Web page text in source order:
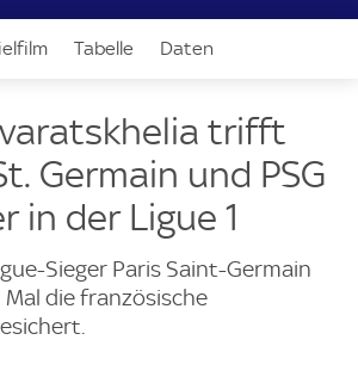
u
u
Tabelle Daten
trifft
Germain und PSG
in der Ligue 1
Sieger Paris Saint-Germain
Mal die französische